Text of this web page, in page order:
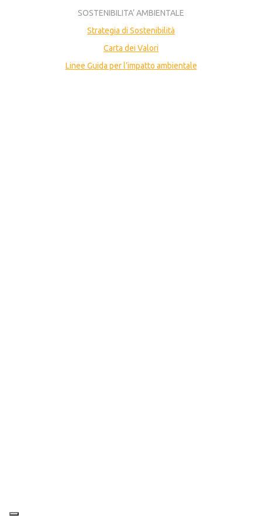
SOSTENIBILITA’ AMBIENTALE
Strategia di Sostenibilità
Carta dei Valori
Linee Guida per l’impatto ambientale